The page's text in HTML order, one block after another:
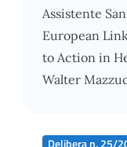
Assistente
European
to Action in
Walter
Delibera n. 25/